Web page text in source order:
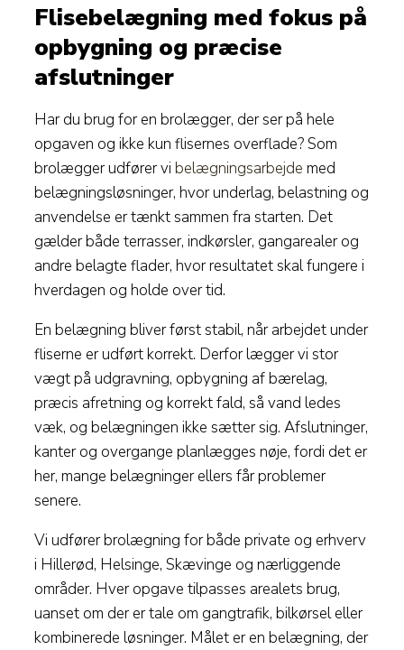
Flisebelægning med fokus på
opbygning og præcise
afslutninger
Har du brug for en brolægger, der ser på hele
opgaven og ikke kun flisernes overflade? Som
brolægger udfører vi belægningsarbejde med
belægningsløsninger, hvor underlag, belastning og
anvendelse er tænkt sammen fra starten. Det
gælder både terrasser, indkørsler, gangarealer og
andre belagte flader, hvor resultatet skal fungere i
hverdagen og holde over tid.
En belægning bliver først stabil, når arbejdet under
fliserne er udført korrekt. Derfor lægger vi stor
vægt på udgravning, opbygning af bærelag,
præcis afretning og korrekt fald, så vand ledes
væk, og belægningen ikke sætter sig. Afslutninger,
kanter og overgange planlægges nøje, fordi det er
her, mange belægninger ellers får problemer
senere.
Vi udfører brolægning for både private og erhverv
i Hillerød, Helsinge, Skævinge og nærliggende
områder. Hver opgave tilpasses arealets brug,
uanset om der er tale om gangtrafik, bilkørsel eller
kombinerede løsninger. Målet er en belægning, der